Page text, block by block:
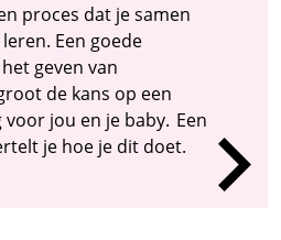
proces dat je samen
Een goede
geven van
de kans op een
jou en je baby. Een
je hoe je dit doet.